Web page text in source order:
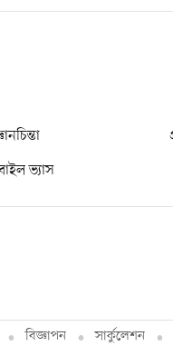
ভ্যাস
বিজ্ঞাপন সার্কুলেশন